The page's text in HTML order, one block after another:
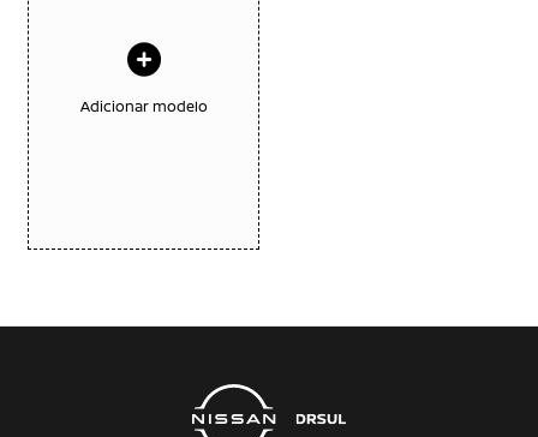
Adicionar modelo